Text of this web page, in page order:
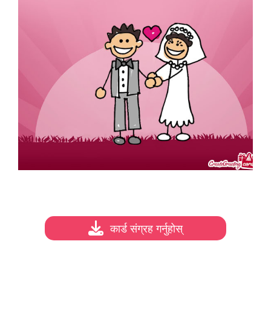
कार्ड संग्रह गर्नुहोस्